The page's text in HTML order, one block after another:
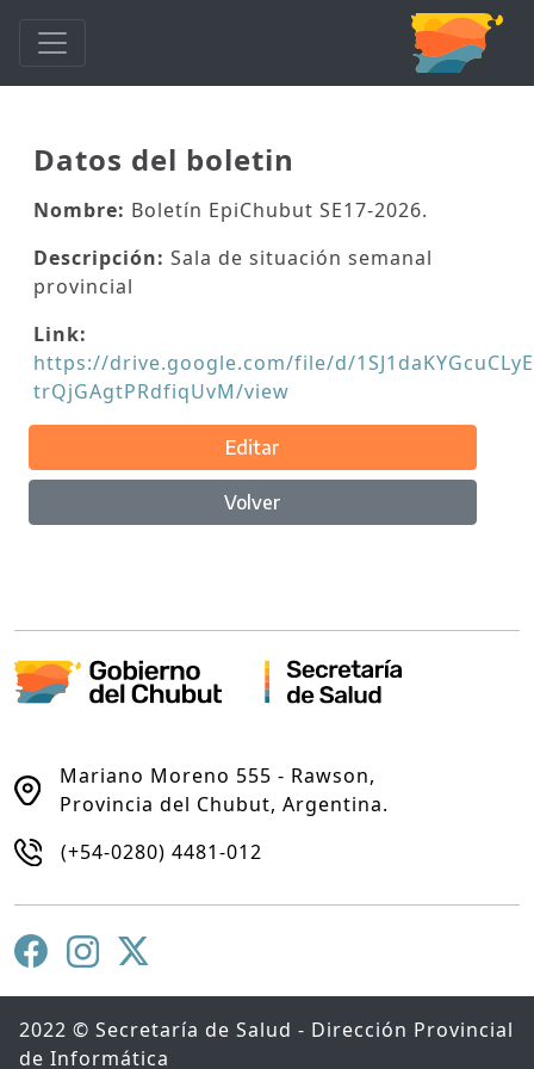
Datos del boletin
Nombre: Boletín EpiChubut SE17-2026.
Descripción: Sala de situación semanal
provincial
Link:
https://drive.google.com/file/d/
trQjGAgtPRdfiqUvM/view
Editar
Volver
Mariano Moreno 555 - Rawson,
Provincia del Chubut, Argentina.
(+54-0280) 4481-012
2022 © Secretaría de Salud - Dirección Provincial
de Informática